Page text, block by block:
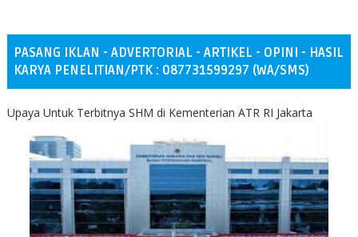
PASANG IKLAN - ADVERTORIAL - ARTIKEL - OPINI - HASIL
KARYA PENELITIAN/PTK : 087731599297 (WA/SMS)
Upaya Untuk Terbitnya SHM di Kementerian ATR RI Jakarta